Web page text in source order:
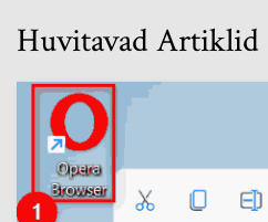
Huvitavad Artiklid